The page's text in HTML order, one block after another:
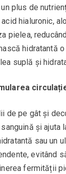
plus de
hialuronic,
pielea,
hidratantă
suplă și
de pe gât și
și ajuta
sau un
evitând
fermității